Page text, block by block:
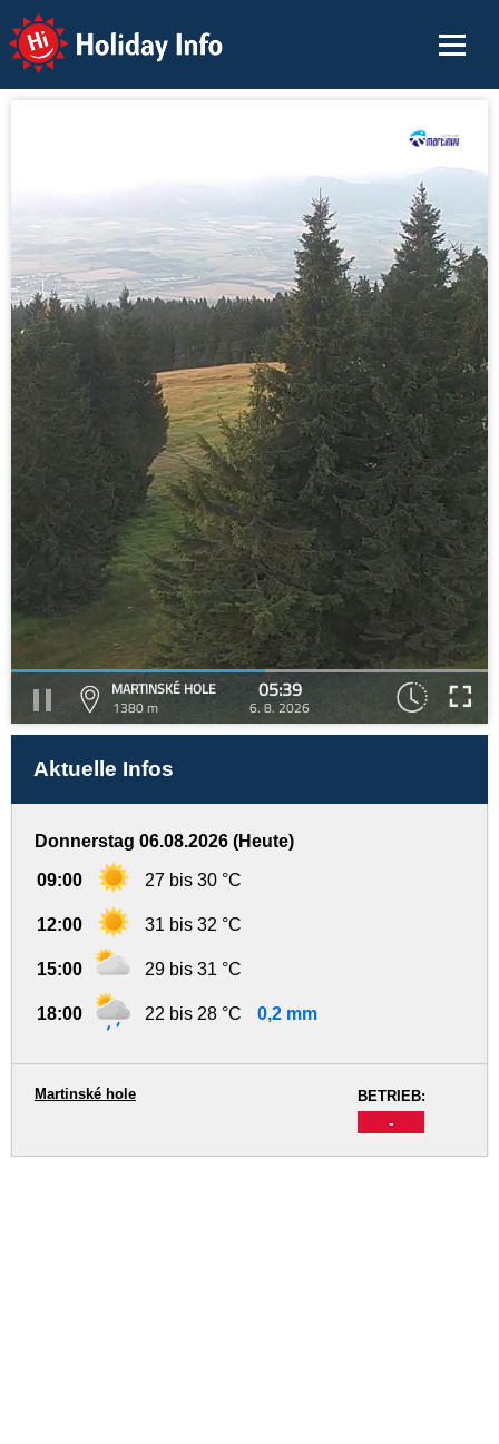
Holiday Info
MARTINSKÉ HOLE
1380 m
05:39
6. 8. 2026
Aktuelle Infos
Donnerstag 06.08.2026 (Heute)
09:00 27 bis 30 °C
12:00 31 bis 32 °C
15:00 29 bis 31 °C
18:00 22 bis 28 °C 0,2 mm
BETRIEB:
-
Martinské hole